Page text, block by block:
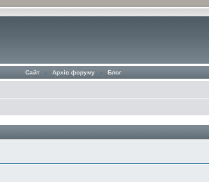
Сайт ‹ Архів форуму ‹ Блог